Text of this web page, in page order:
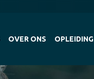
OVER ONS OPLEIDING